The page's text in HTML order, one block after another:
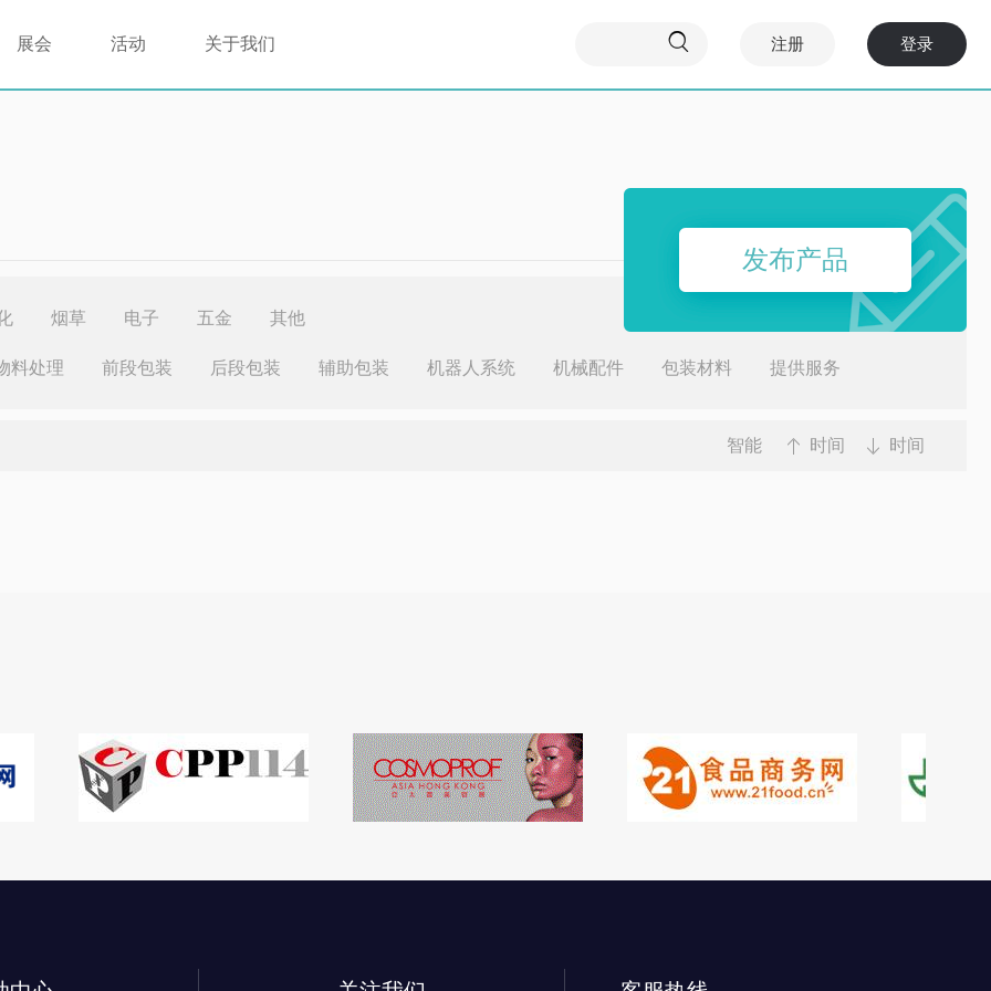
展会 活动 关于我们  注册 登录
烟草 电子 五金 其他
料处理 前段包装 后段包装 辅助包装 机器人系统 机械配件 包装材料 提供服务
发布产品
智能 时间 时间